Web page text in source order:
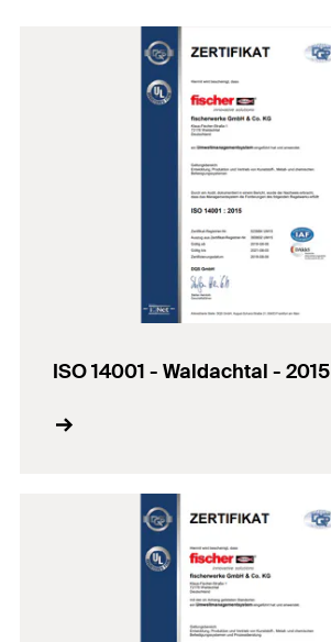
ISO 14001 - Waldachtal - 2015